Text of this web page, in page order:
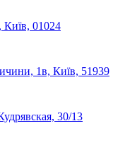
Київ, 01024
1в, Київ, 51939
30/13